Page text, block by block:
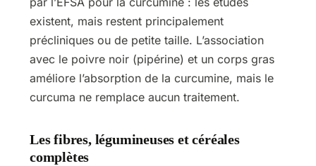
existent, mais restent principalement
précliniques ou de petite taille. L’association
avec le poivre noir (pipérine) et un corps gras
améliore l’absorption de la curcumine, mais le
curcuma ne remplace aucun traitement.
Les fibres, légumineuses et céréales
complètes